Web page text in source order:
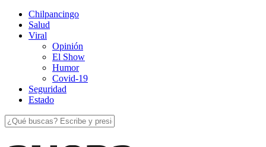
Chilpancingo
Salud
Viral
Opinión
El Show
Humor
Covid-19
Seguridad
Estado